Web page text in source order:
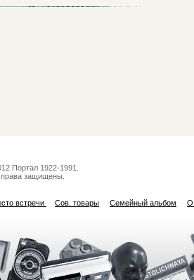
Портал 1922-1991.
защищены.
встречи Сов. товары Семейный альбом О